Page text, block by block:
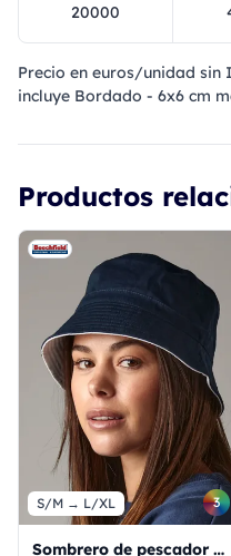
20000
Precio en euros/unidad sin
incluye Bordado - 6x6 cm
Productos
S/M → L/XL 3
Sombrero de pescador reversible